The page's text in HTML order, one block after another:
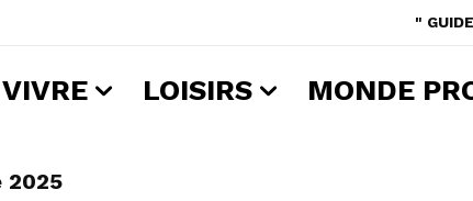
"
LOISIRS MONDE
2025